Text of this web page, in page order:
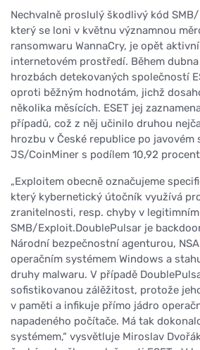
Nechvalně proslulý škodlivý kód
který se loni v květnu významnou
ransomwaru WannaCry, je opět
internetovém prostředí. Během
hrozbách detekovaných společností
oproti běžným hodnotám, jichž
několika měsících. ESET jej
případů, což z něj učinilo druhou
hrozbu v České republice po javovém
JS/CoinMiner s podílem 10,92
„Exploitem obecně označujeme
který kybernetický útočník využívá
zranitelnosti, resp. chyby v
SMB/Exploit.DoublePulsar je
Národní bezpečnostní agenturou,
operačním systémem Windows a
druhy malwaru. V případě
sofistikovanou zálěžitost, protože
v paměti a infikuje přímo jádro
napadeného počítače. Má tak
systémem,“ vysvětluje Miroslav